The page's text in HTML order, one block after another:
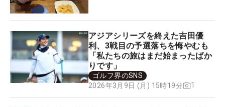
アジアシリーズを終えた吉田優
利、3戦目の予選落ちを悔やむも
「私たちの旅はまだ始まったばか
りです」
ゴルフ界のSNS
2026年3月9日 (月) 15時19分
1